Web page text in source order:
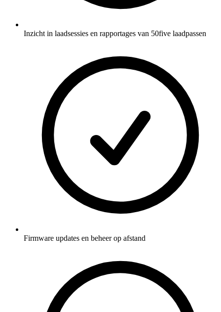
Inzicht in laadsessies en rapportages van 50five laadpassen
Firmware updates en beheer op afstand